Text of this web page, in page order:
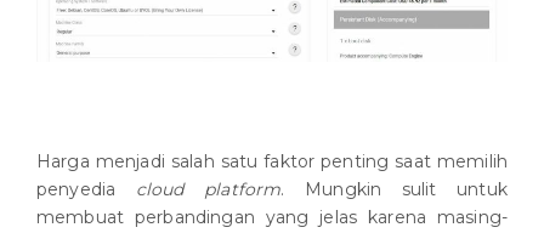
Harga menjadi salah satu faktor penting saat memilih
penyedia cloud platform. Mungkin sulit untuk
membuat perbandingan yang jelas karena masing-